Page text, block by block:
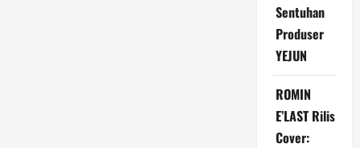
Sentuhan
Produser
YEJUN
ROMIN
E’LAST Rilis
Cover: